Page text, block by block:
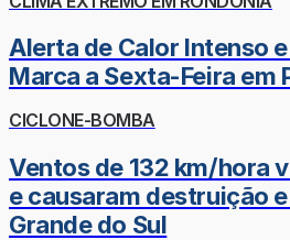
Alerta de Calor Intenso
Marca a Sexta-Feira em
CICLONE-BOMBA
Ventos de 132 km/hora
e causaram destruição
Grande do Sul